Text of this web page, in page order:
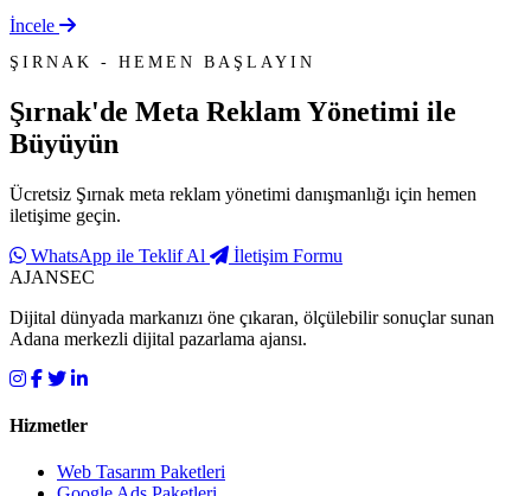
İncele
ŞIRNAK - HEMEN BAŞLAYIN
Şırnak'de Meta Reklam Yönetimi ile
Büyüyün
Ücretsiz Şırnak meta reklam yönetimi danışmanlığı için hemen
iletişime geçin.
WhatsApp ile Teklif Al
İletişim Formu
AJANSEC
Dijital dünyada markanızı öne çıkaran, ölçülebilir sonuçlar sunan
Adana merkezli dijital pazarlama ajansı.
Hizmetler
Web Tasarım Paketleri